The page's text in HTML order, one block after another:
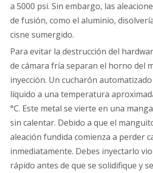
a 5000 psi. Sin embargo, las
de fusión, como el aluminio,
cisne sumergido.
Para evitar la destrucción del
de cámara fría separan el horno del
inyección. Un cucharón
líquido a una temperatura
°C. Este metal se vierte en una
sin calentar. Debido a que el
aleación fundida comienza a perder
inmediatamente. Debes inyectarlo
rápido antes de que se solidifique y